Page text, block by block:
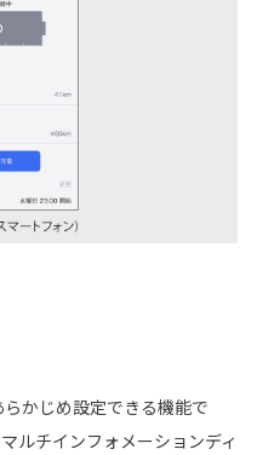
かじめ設定できる機能で
ルチインフォメーションディ